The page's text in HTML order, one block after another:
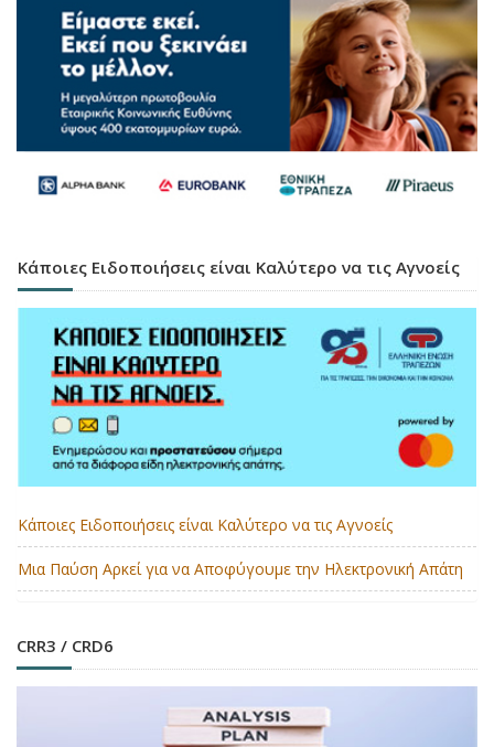
Κάποιες Ειδοποιήσεις είναι Καλύτερο να τις Αγνοείς
Κάποιες Ειδοποιήσεις είναι Καλύτερο να τις Αγνοείς
Μια Παύση Αρκεί για να Αποφύγουμε την Ηλεκτρονική Απάτη
CRR3 / CRD6